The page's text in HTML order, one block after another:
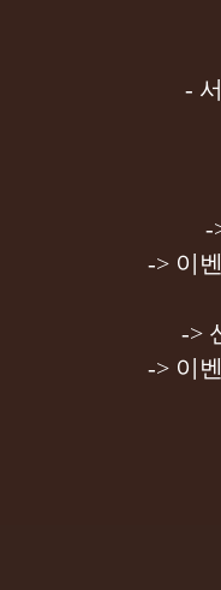
-
-
-> 이
->
-> 이